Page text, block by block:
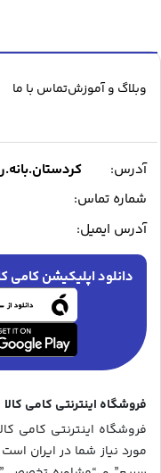
وبلاگ و آموزشتماس با ما
آدرس:
شماره تماس:
آدرس ایمیل:
دانلود اپلیکیشن کامی
فروشگاه اینترنتی کامی کالا
فروشگاه اینترنتی کامی
مورد نیاز شما در ایران